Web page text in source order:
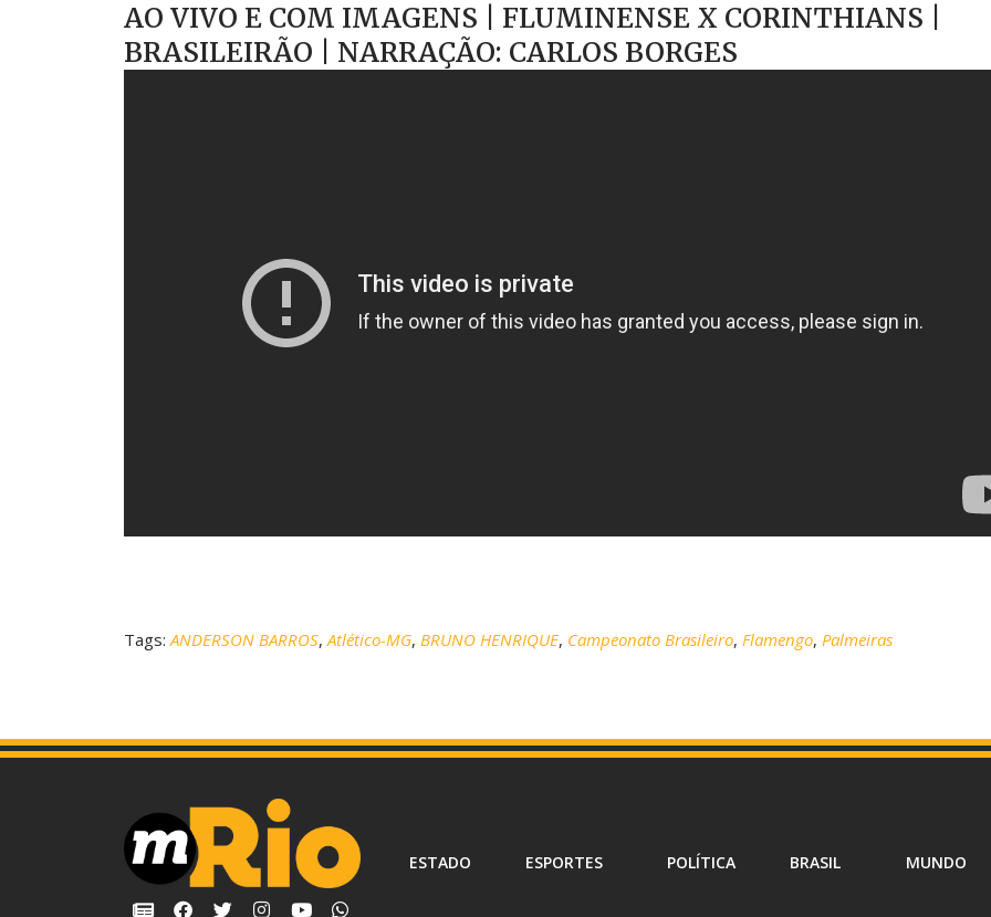
AO VIVO E COM IMAGENS | FLUMINENSE X CORINTHIANS |
BRASILEIRÃO | NARRAÇÃO: CARLOS BORGES
Tags: ANDERSON BARROS,Atlético-MG, BRUNO HENRIQUE, Campeonato Brasileiro, Flamengo, Palmeiras
ESTADO ESPORTES POLÍTICA BRASIL MUNDO